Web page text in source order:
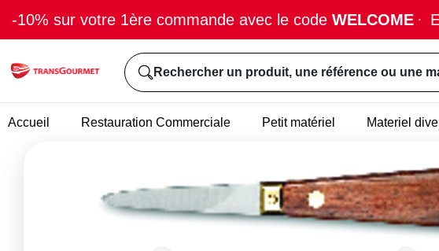
-10% sur votre 1ère commande avec le code WELCOME ·
Rechercher un produit, une référence ou une
Accueil Restauration Commerciale Petit matériel Materiel